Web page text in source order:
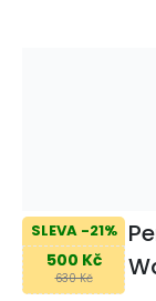
SLEVA -21%
500 Kč
630 Kč